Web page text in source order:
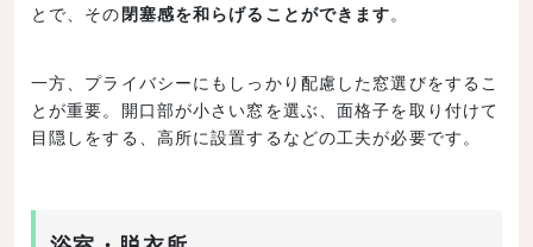
とで、その閉塞感を和らげることができます。
一方、プライバシーにもしっかり配慮した窓選びをするこ
とが重要。開口部が小さい窓を選ぶ、面格子を取り付けて
目隠しをする、高所に設置するなどの工夫が必要です。